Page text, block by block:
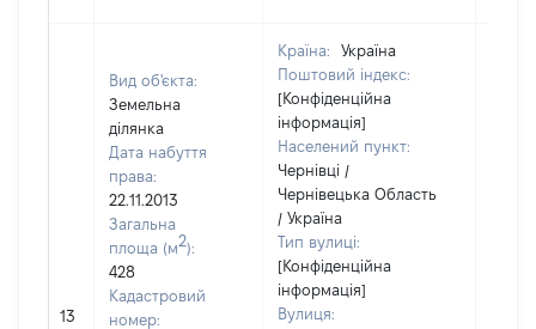
13
Вид об'єкта:
Земельна
ділянка
Дата набуття
права:
22.11.2013
Загальна
площа (м2):
428
Кадастровий
номер:
Країна:
Україна
Поштовий індекс:
[Конфіденційна
інформація]
Населений пункт:
Чернівці /
Чернівецька Область
/ Україна
Тип вулиці:
[Конфіденційна
інформація]
Вулиця: